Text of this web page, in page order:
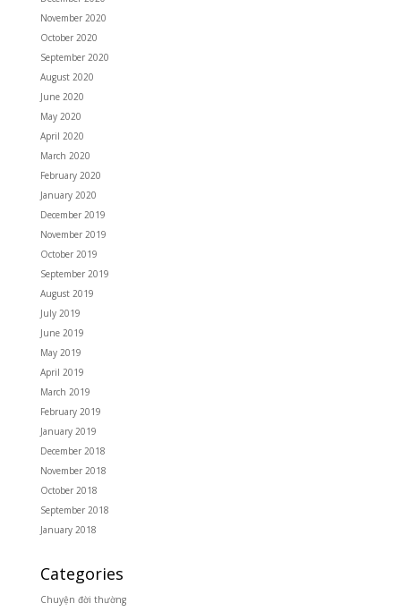
November 2020
October 2020
September 2020
August 2020
June 2020
May 2020
April 2020
March 2020
February 2020
January 2020
December 2019
November 2019
October 2019
September 2019
August 2019
July 2019
June 2019
May 2019
April 2019
March 2019
February 2019
January 2019
December 2018
November 2018
October 2018
September 2018
January 2018
Categories
Chuyện đời thường